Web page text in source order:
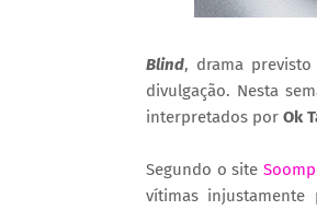
Blind, drama
divulgação. Nesta
interpretados por Ok
Segundo o site
vítimas